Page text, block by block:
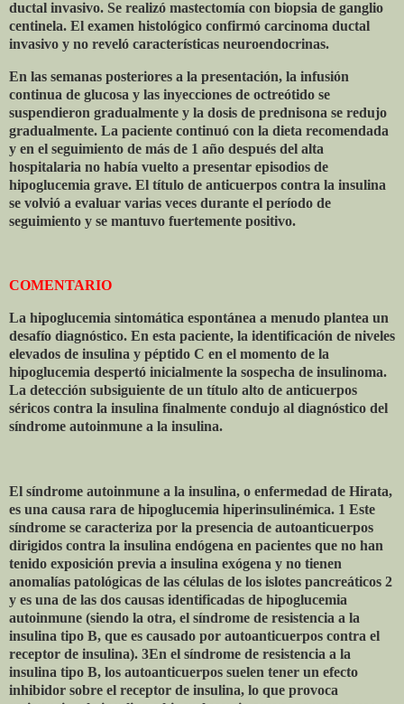
ductal invasivo. Se realizó mastectomía con biopsia de ganglio
centinela. El examen histológico confirmó carcinoma ductal
invasivo y no reveló características neuroendocrinas.
En las semanas posteriores a la presentación, la infusión
continua de glucosa y las inyecciones de octreótido se
suspendieron gradualmente y la dosis de prednisona se redujo
gradualmente. La paciente continuó con la dieta recomendada
y en el seguimiento de más de 1 año después del alta
hospitalaria no había vuelto a presentar episodios de
hipoglucemia grave. El título de anticuerpos contra la insulina
se volvió a evaluar varias veces durante el período de
seguimiento y se mantuvo fuertemente positivo.
COMENTARIO
La hipoglucemia sintomática espontánea a menudo plantea un
desafío diagnóstico. En esta paciente, la identificación de niveles
elevados de insulina y péptido C en el momento de la
hipoglucemia despertó inicialmente la sospecha de insulinoma.
La detección subsiguiente de un título alto de anticuerpos
séricos contra la insulina finalmente condujo al diagnóstico del
síndrome autoinmune a la insulina.
El síndrome autoinmune a la insulina, o enfermedad de Hirata,
es una causa rara de hipoglucemia hiperinsulinémica. 1 Este
síndrome se caracteriza por la presencia de autoanticuerpos
dirigidos contra la insulina endógena en pacientes que no han
tenido exposición previa a insulina exógena y no tienen
anomalías patológicas de las células de los islotes pancreáticos 2
y es una de las dos causas identificadas de hipoglucemia
autoinmune (siendo la otra, el síndrome de resistencia a la
insulina tipo B, que es causado por autoanticuerpos contra el
receptor de insulina). 3En el síndrome de resistencia a la
insulina tipo B, los autoanticuerpos suelen tener un efecto
inhibidor sobre el receptor de insulina, lo que provoca